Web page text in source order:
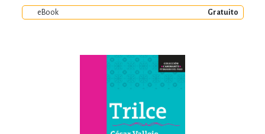
eBook Gratuito